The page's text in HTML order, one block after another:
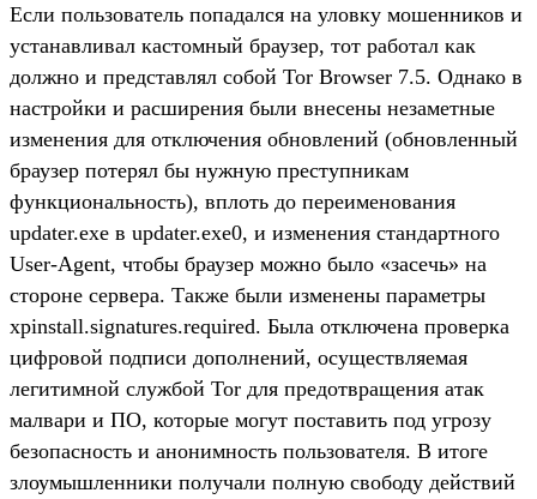
Если пользователь попадался на уловку мошенников и
устанавливал кастомный браузер, тот работал как
должно и представлял собой Tor Browser 7.5. Однако в
настройки и расширения были внесены незаметные
изменения для отключения обновлений (обновленный
браузер потерял бы нужную преступникам
функциональность), вплоть до переименования
updater.exe в updater.exe0, и изменения стандартного
User-Agent, чтобы браузер можно было «засечь» на
стороне сервера. Также были изменены параметры
xpinstall.signatures.required. Была отключена проверка
цифровой подписи дополнений, осуществляемая
легитимной службой Tor для предотвращения атак
малвари и ПО, которые могут поставить под угрозу
безопасность и анонимность пользователя. В итоге
злоумышленники получали полную свободу действий